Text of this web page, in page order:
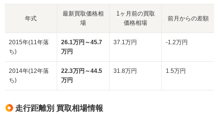
年式
最新買取価格相
場
1ヶ月前の買取
価格相場
前月からの差額
2015年(11年落
ち)
26.1万円～45.7
万円
37.1万円 -1.2万円
2014年(12年落
ち)
22.3万円～44.5
万円
31.8万円 1.5万円
走行距離別 買取相場情報